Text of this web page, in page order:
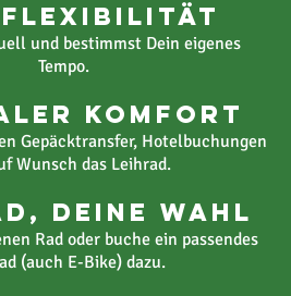
Flexibilität
und bestimmst Dein eigenes
Tempo.
Komfort
Gepäcktransfer, Hotelbuchungen
Wunsch das Leihrad.
Deine Wahl
Rad oder buche ein passendes
(auch E-Bike) dazu.